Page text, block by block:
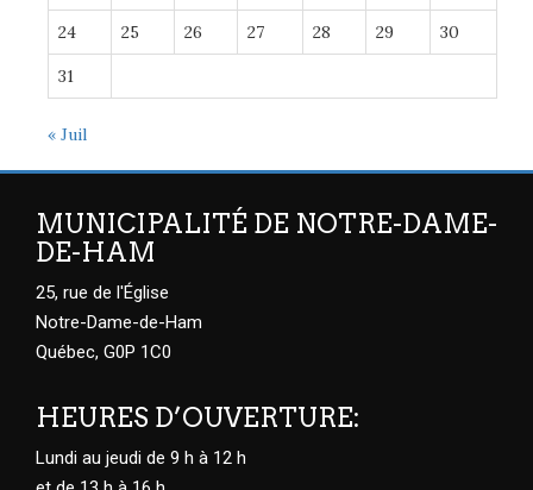
24 25 26 27 28 29 30
31
« Juil
MUNICIPALITÉ DE NOTRE-DAME-
DE-HAM
25, rue de l'Église
Notre-Dame-de-Ham
Québec, G0P 1C0
HEURES D’OUVERTURE:
Lundi au jeudi de 9 h à 12 h